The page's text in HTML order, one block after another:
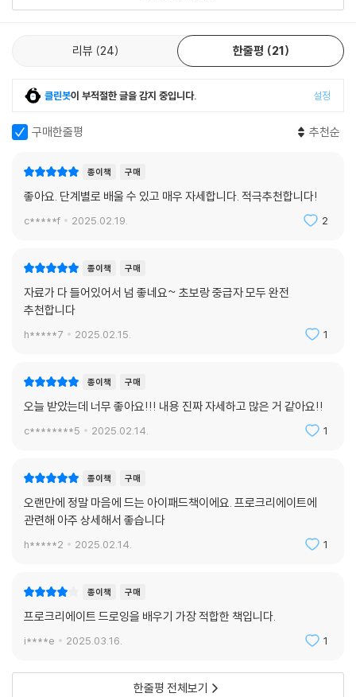
26일 : 고양이가 반기는 골목 카페[라인 드로잉]
2점 투시법으로 풍경 그리기 / 벽돌 표현하기 / 오후 햇살 표현하기
28일 : 고양이가 반기는 골목 카페[명암 및 질감 표현]
CHAPTER 5 애니메이션과 굿즈 만들기
애니메이션과 이모티콘
29일 : 움직이는 애니메이션 만들기
애니메이션 어시스트 사용하기
나만의 그림으로 만드는 굿즈
30일 : 포스터, 엽서, 스티커 만들기
굿즈별 특징 알아보기 / 제작 파일 만들고 주문하기
부록 : 알아 두면 유용한 기능들
타임랩스 설정과 내보내기
Rini’s Advice 프로크리에이트의 숨겨진 기능 30가지
무료 브러시와 팔레트, 폰트 설치하기
브러시 & 팔레트
폰트
리뷰 24 한줄평 21
클린봇이 부적절한 글을 감지 중입니다. 설정
구매한줄평 추천순
종이책 구매
좋아요. 단계별로 배울 수 있고 매우 자세합니다. 적극추천합니다!
c*****f 2025.02.19. 2
종이책 구매
자료가 다 들어있어서 넘 좋네요~ 초보랑 중급자 모두 완전
추천합니다
h*****7 2025.02.15. 1
종이책 구매
오늘 받았는데 너무 좋아요!!! 내용 진짜 자세하고 많은 거 같아요!!
c********5 2025.02.14. 1
종이책 구매
오랜만에 정말 마음에 드는 아이패드책이에요. 프로크리에이트에
관련해 아주 상세해서 좋습니다
h*****2 2025.02.14. 1
종이책 구매
프로크리에이트 드로잉을 배우기 가장 적합한 책입니다.
i****e 2025.03.16. 1
한줄평 전체보기